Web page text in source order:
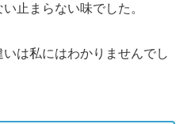
止まらない味でした。
は私にはわかりませんでし